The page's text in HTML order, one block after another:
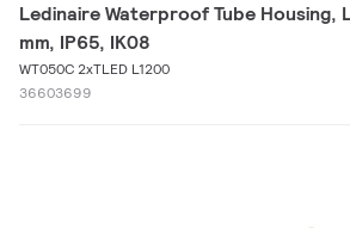
Ledinaire Waterproof Tube Housing,
mm, IP65, IK08
WT050C 2xTLED L1200
36603699